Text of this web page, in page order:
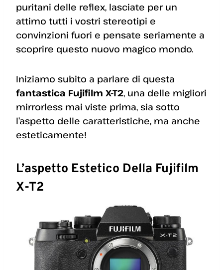
puritani delle reflex, lasciate per un
attimo tutti i vostri stereotipi e
convinzioni fuori e pensate seriamente a
scoprire questo nuovo magico mondo.
Iniziamo subito a parlare di questa
fantastica Fujifilm X-T2, una delle migliori
mirrorless mai viste prima, sia sotto
l’aspetto delle caratteristiche, ma anche
esteticamente!
L’aspetto Estetico Della Fujifilm
X-T2